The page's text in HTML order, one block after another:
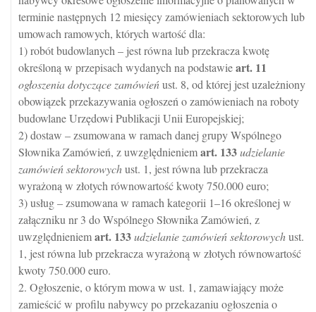
terminie następnych 12 miesięcy zamówieniach sektorowych lub
umowach ramowych, których wartość dla:
1) robót budowlanych – jest równa lub przekracza kwotę
określoną w przepisach wydanych na podstawieart. 11
ogłoszenia dotyczące zamówieńust. 8, od której jest uzależniony
obowiązek przekazywania ogłoszeń o zamówieniach na roboty
budowlane Urzędowi Publikacji Unii Europejskiej;
2) dostaw – zsumowana w ramach danej grupy Wspólnego
Słownika Zamówień, z uwzględnieniemart. 133udzielanie
zamówień sektorowychust. 1, jest równa lub przekracza
wyrażoną w złotych równowartość kwoty 750.000 euro;
3) usług – zsumowana w ramach kategorii 1–16 określonej w
załączniku nr 3 do Wspólnego Słownika Zamówień, z
uwzględnieniemart. 133udzielanie zamówień sektorowychust.
1, jest równa lub przekracza wyrażoną w złotych równowartość
kwoty 750.000 euro.
2. Ogłoszenie, o którym mowa w ust. 1, zamawiający może
zamieścić w profilu nabywcy po przekazaniu ogłoszenia o